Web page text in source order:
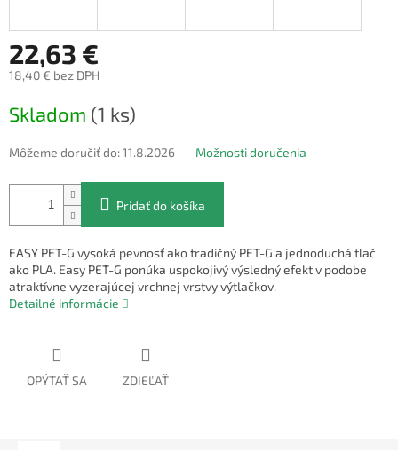
22,63 €
18,40 € bez DPH
cena:
Skladom (1 ks)
Môžeme doručiť do:11.8.2026 Možnosti doručenia
Pridať do košíka
EASY PET-G vysoká pevnosť ako tradičný PET-G a jednoduchá tlač
ako PLA. Easy PET-G ponúka uspokojivý výsledný efekt v podobe
atraktívne vyzerajúcej vrchnej vrstvy výtlačkov.
Detailné informácie
OPÝTAŤ SA ZDIEĽAŤ